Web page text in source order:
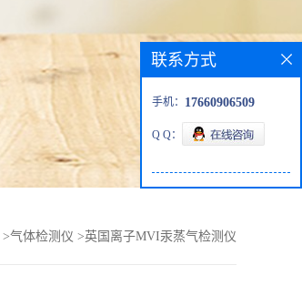
>气体检测仪 >英国离子MVI汞蒸气检测仪
联系方式
手机： 17660906509
Q Q：